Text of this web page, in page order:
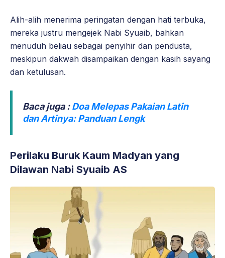
Alih-alih menerima peringatan dengan hati terbuka,
mereka justru mengejek Nabi Syuaib, bahkan
menuduh beliau sebagai penyihir dan pendusta,
meskipun dakwah disampaikan dengan kasih sayang
dan ketulusan.
Baca juga :Doa Melepas Pakaian Latin
dan Artinya: Panduan Lengk
Perilaku Buruk Kaum Madyan yang
Dilawan Nabi Syuaib AS